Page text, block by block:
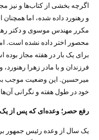
اگرچه بخشی از کتاب‌ها و نیز
و رهنورد داده شده، اما
مکرر مهندس موسوی و دکتر
محصور اختر داده نشده است.
برای یک بار در هفته مجاز
فرزندان و با مادر زهرا
میرحسین. این وضعیت موجب
خود در طول هفته و نگرانی
رفع حصر؛ وعده‌ای که پس از
یک سال از وعده رئیس جمهور